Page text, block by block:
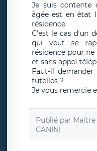
Je suis contente
âgée est en état
résidence.
C'est le cas d'un
qui veut se
résidence pour
et sans appel
Faut-il
tutelles ?
Je vous remercie
Publié par Maitre
CANINI